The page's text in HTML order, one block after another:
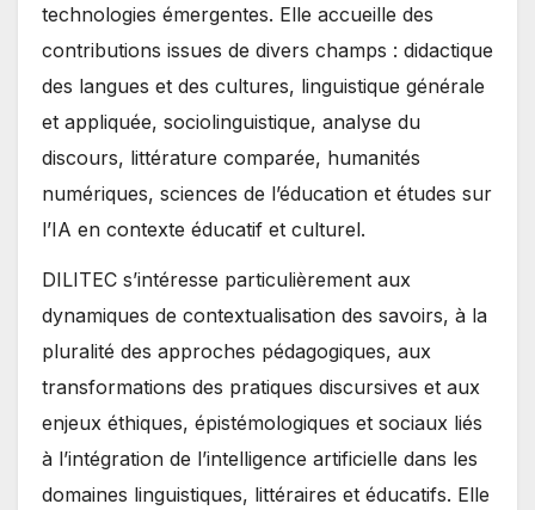
technologies émergentes. Elle accueille des
contributions issues de divers champs : didactique
des langues et des cultures, linguistique générale
et appliquée, sociolinguistique, analyse du
discours, littérature comparée, humanités
numériques, sciences de l’éducation et études sur
l’IA en contexte éducatif et culturel.
DILITEC s’intéresse particulièrement aux
dynamiques de contextualisation des savoirs, à la
pluralité des approches pédagogiques, aux
transformations des pratiques discursives et aux
enjeux éthiques, épistémologiques et sociaux liés
à l’intégration de l’intelligence artificielle dans les
domaines linguistiques, littéraires et éducatifs. Elle